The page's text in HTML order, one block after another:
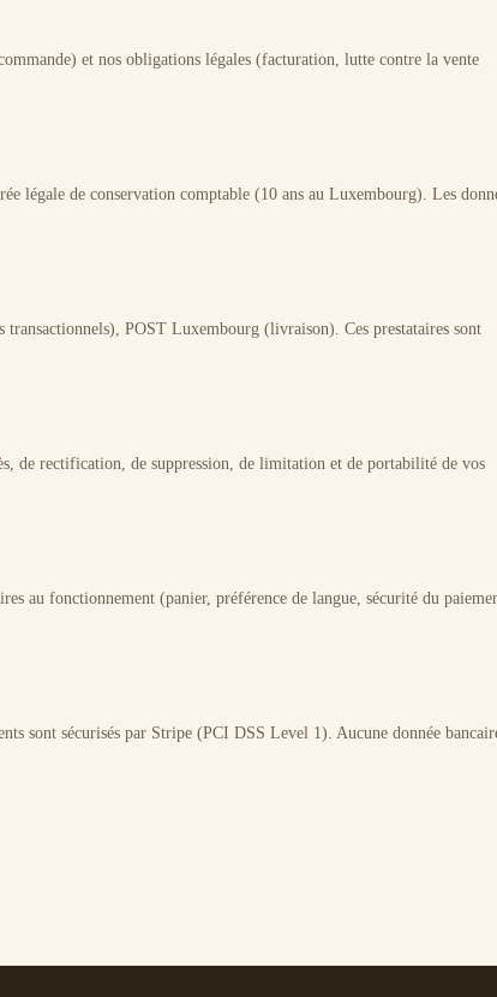
et nos obligations légales (facturation, lutte contre la vente
légale de conservation comptable (10 ans au Luxembourg). Les
POST Luxembourg (livraison). Ces prestataires sont
de rectification, de suppression, de limitation et de portabilité de vos
au fonctionnement (panier, préférence de langue, sécurité du
sont sécurisés par Stripe (PCI DSS Level 1). Aucune donnée